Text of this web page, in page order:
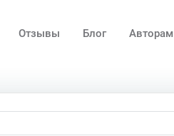
Отзывы Блог Авторам